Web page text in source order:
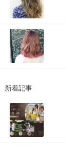
新着記事